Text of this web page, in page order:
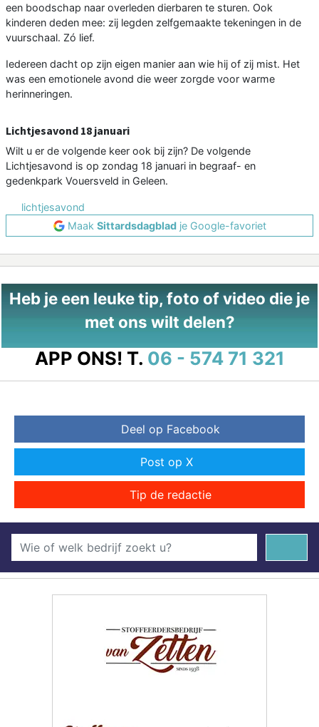
een boodschap naar overleden dierbaren te sturen. Ook
kinderen deden mee: zij legden zelfgemaakte tekeningen in de
vuurschaal. Zó lief.
Iedereen dacht op zijn eigen manier aan wie hij of zij mist. Het
was een emotionele avond die weer zorgde voor warme
herinneringen.
Lichtjesavond 18 januari
Wilt u er de volgende keer ook bij zijn? De volgende
Lichtjesavond is op zondag 18 januari in begraaf- en
gedenkpark Vouersveld in Geleen.
lichtjesavond
Maak Sittardsdagbladje Google-favoriet
Heb je een leuke tip, foto of video die je
met ons wilt delen?
APP ONS! T. 06 - 574 71 321
Deel op Facebook
Post op X
Tip de redactie